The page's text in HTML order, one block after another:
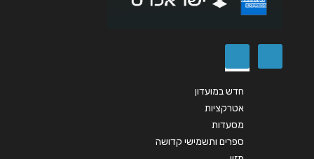
חדש במועדון
אטרקציות
מסעדות
ספרים ותשמישי קדושה